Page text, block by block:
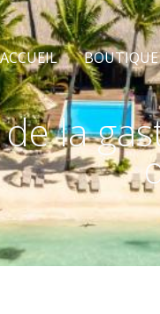
ACCUEIL BOUTIQUE
de la